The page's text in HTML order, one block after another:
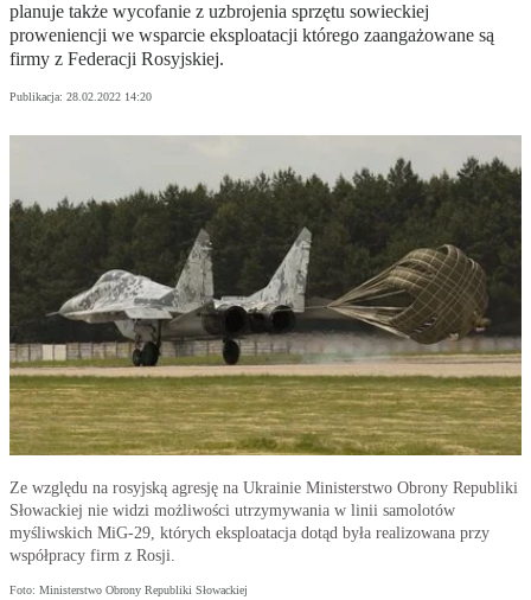
planuje także wycofanie z uzbrojenia sprzętu sowieckiej
proweniencji we wsparcie eksploatacji którego zaangażowane są
firmy z Federacji Rosyjskiej.
Publikacja: 28.02.2022 14:20
Ze względu na rosyjską agresję na Ukrainie Ministerstwo Obrony Republiki
Słowackiej nie widzi możliwości utrzymywania w linii samolotów
myśliwskich MiG-29, których eksploatacja dotąd była realizowana przy
współpracy firm z Rosji.
Foto: Ministerstwo Obrony Republiki Słowackiej